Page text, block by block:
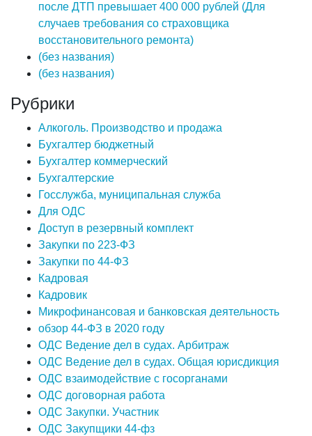
после ДТП превышает 400 000 рублей (Для
случаев требования со страховщика
восстановительного ремонта)
(без названия)
(без названия)
Рубрики
Алкоголь. Производство и продажа
Бухгалтер бюджетный
Бухгалтер коммерческий
Бухгалтерские
Госслужба, муниципальная служба
Для ОДС
Доступ в резервный комплект
Закупки по 223-ФЗ
Закупки по 44-ФЗ
Кадровая
Кадровик
Микрофинансовая и банковская деятельность
обзор 44-ФЗ в 2020 году
ОДС Ведение дел в судах. Арбитраж
ОДС Ведение дел в судах. Общая юрисдикция
ОДС взаимодействие с госорганами
ОДС договорная работа
ОДС Закупки. Участник
ОДС Закупщики 44-фз